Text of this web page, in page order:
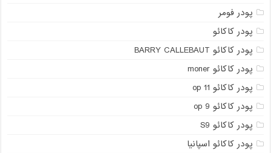
پودر فومر
پودر کاکائو
پودر کاکائو BARRY CALLEBAUT
پودر کاکائو moner
پودر کاکائو op 11
پودر کاکائو op 9
پودر کاکائو S9
پودر کاکائو اسپانیا